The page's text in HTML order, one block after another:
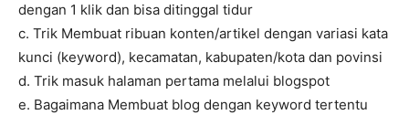
dengan 1 klik dan bisa ditinggal tidur
c. Trik Membuat ribuan konten/artikel dengan variasi kata
kunci (keyword), kecamatan, kabupaten/kota dan povinsi
d. Trik masuk halaman pertama melalui blogspot
e. Bagaimana Membuat blog dengan keyword tertentu